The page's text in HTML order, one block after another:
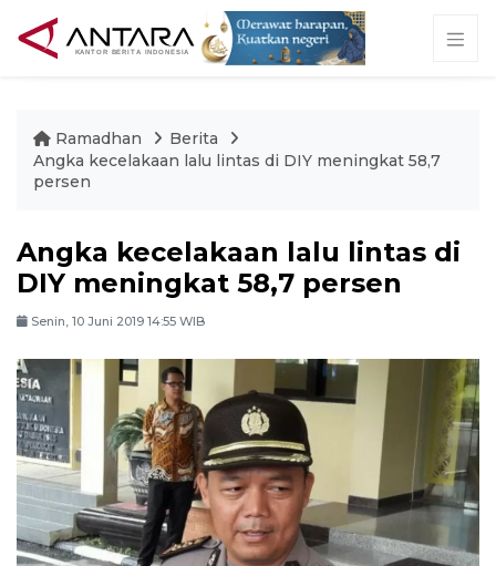
Ramadhan
Berita
Angka kecelakaan lalu lintas di DIY meningkat 58,7
persen
Angka kecelakaan lalu lintas di
DIY meningkat 58,7 persen
Senin, 10 Juni 2019 14:55 WIB